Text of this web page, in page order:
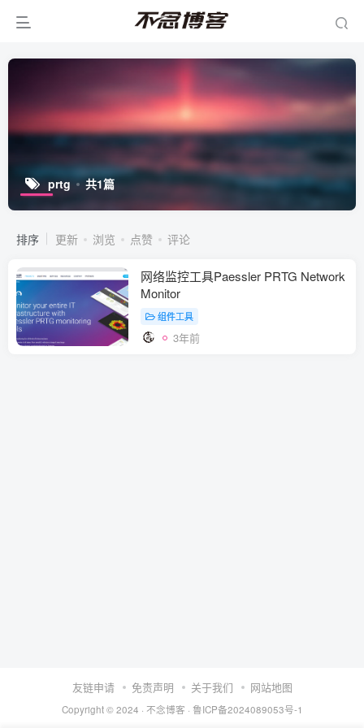
prtg 共1篇
排序 更新 浏览 点赞 评论
网络监控工具Paessler PRTG Network
Monitor
组件工具
3年前
友链申请 免责声明 关于我们 网站地图
Copyright © 2024 · 不念博客 · 鲁ICP备2024089053号-1